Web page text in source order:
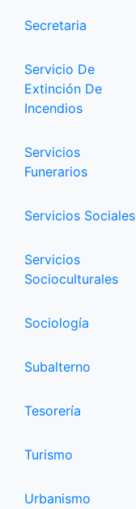
Secretaria
Servicio De
Extinción De
Incendios
Servicios
Funerarios
Servicios Sociales
Servicios
Socioculturales
Sociología
Subalterno
Tesorería
Turismo
Urbanismo